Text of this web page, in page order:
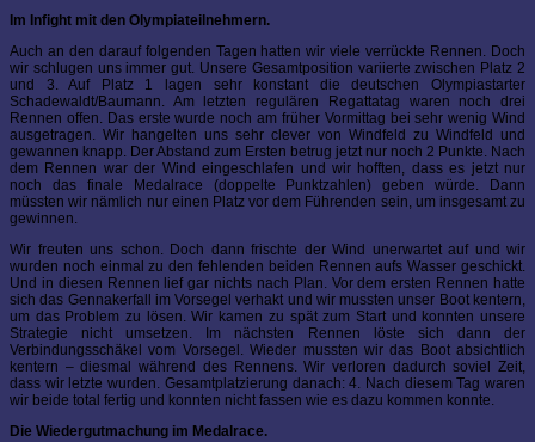
Im Infight mit den Olympiateilnehmern.
Auch an den darauf folgenden Tagen hatten wir viele verrückte Rennen. Doch
wir schlugen uns immer gut. Unsere Gesamtposition variierte zwischen Platz 2
und 3. Auf Platz 1 lagen sehr konstant die deutschen Olympiastarter
Schadewaldt/Baumann. Am letzten regulären Regattatag waren noch drei
Rennen offen. Das erste wurde noch am früher Vormittag bei sehr wenig Wind
ausgetragen. Wir hangelten uns sehr clever von Windfeld zu Windfeld und
gewannen knapp. Der Abstand zum Ersten betrug jetzt nur noch 2 Punkte. Nach
dem Rennen war der Wind eingeschlafen und wir hofften, dass es jetzt nur
noch das finale Medalrace (doppelte Punktzahlen) geben würde. Dann
müssten wir nämlich nur einen Platz vor dem Führenden sein, um insgesamt zu
gewinnen.
Wir freuten uns schon. Doch dann frischte der Wind unerwartet auf und wir
wurden noch einmal zu den fehlenden beiden Rennen aufs Wasser geschickt.
Und in diesen Rennen lief gar nichts nach Plan. Vor dem ersten Rennen hatte
sich das Gennakerfall im Vorsegel verhakt und wir mussten unser Boot kentern,
um das Problem zu lösen. Wir kamen zu spät zum Start und konnten unsere
Strategie nicht umsetzen. Im nächsten Rennen löste sich dann der
Verbindungsschäkel vom Vorsegel. Wieder mussten wir das Boot absichtlich
kentern – diesmal während des Rennens. Wir verloren dadurch soviel Zeit,
dass wir letzte wurden. Gesamtplatzierung danach: 4. Nach diesem Tag waren
wir beide total fertig und konnten nicht fassen wie es dazu kommen konnte.
Die Wiedergutmachung im Medalrace.